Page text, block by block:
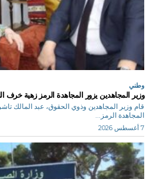
وطني
وزير المجاهدين يزور المجاهدة الرمز زهية خرف
قام وزير المجاهدين وذوي الحقوق، عبد المالك
المجاهدة الرمز...
7 أغسطس 2026